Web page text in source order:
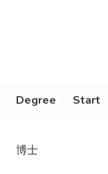
Degree Start
博士